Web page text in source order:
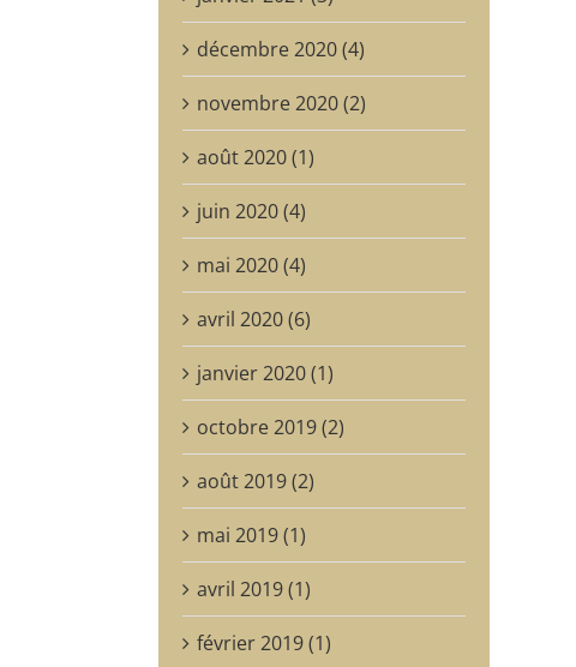
décembre 2020 (4)
novembre 2020 (2)
août 2020 (1)
juin 2020 (4)
mai 2020 (4)
avril 2020 (6)
janvier 2020 (1)
octobre 2019 (2)
août 2019 (2)
mai 2019 (1)
avril 2019 (1)
février 2019 (1)